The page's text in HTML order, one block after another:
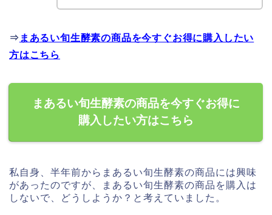
⇒ まあるい旬生酵素の商品を今すぐお得に購入したい
方はこちら
まあるい旬生酵素の商品を今すぐお得に
購入したい方はこちら
私自身、半年前からまあるい旬生酵素の商品には興味
があったのですが、まあるい旬生酵素の商品を購入は
しないで、どうしようか？と考えていました。